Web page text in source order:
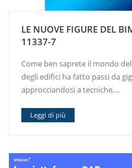
LE NUOVE FIGURE DEL
11337-7
Come ben saprete il mondo
degli edifici ha fatto passi da
approcciandosi a tecniche,...
Leggi di più